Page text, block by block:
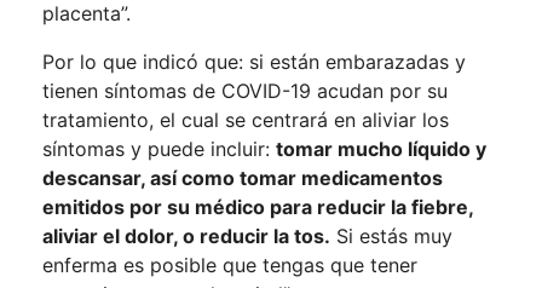
placenta”.
Por lo que indicó que: si están embarazadas y
tienen síntomas de COVID-19 acudan por su
tratamiento, el cual se centrará en aliviar los
síntomas y puede incluir: tomar mucho líquido y
descansar, así como tomar medicamentos
emitidos por su médico para reducir la fiebre,
aliviar el dolor, o reducir la tos. Si estás muy
enferma es posible que tengas que tener